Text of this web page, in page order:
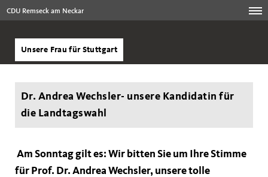
CDU Remseck am Neckar
Unsere Frau für Stuttgart
Dr. Andrea Wechsler- unsere Kandidatin für
die Landtagswahl
Am Sonntag gilt es: Wir bitten Sie um Ihre Stimme
für Prof. Dr. Andrea Wechsler, unsere tolle